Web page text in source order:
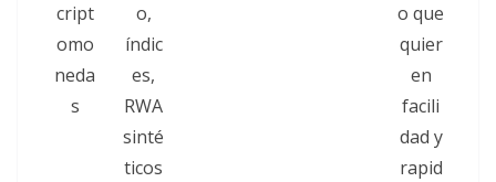
cript
omo
neda
s
o,
índic
es,
RWA
sinté
ticos
o que
quier
en
facili
dad y
rapid